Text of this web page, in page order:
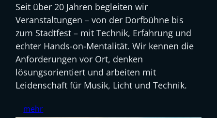
Seit über 20 Jahren begleiten wir
Veranstaltungen – von der Dorfbühne bis
zum Stadtfest – mit Technik, Erfahrung und
echter Hands-on-Mentalität. Wir kennen die
Anforderungen vor Ort, denken
lösungsorientiert und arbeiten mit
Leidenschaft für Musik, Licht und Technik.
mehr